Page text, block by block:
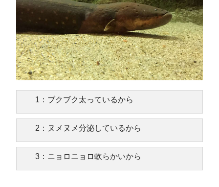
1：ブクブク太っているから
2：ヌメヌメ分泌しているから
3：ニョロニョロ軟らかいから